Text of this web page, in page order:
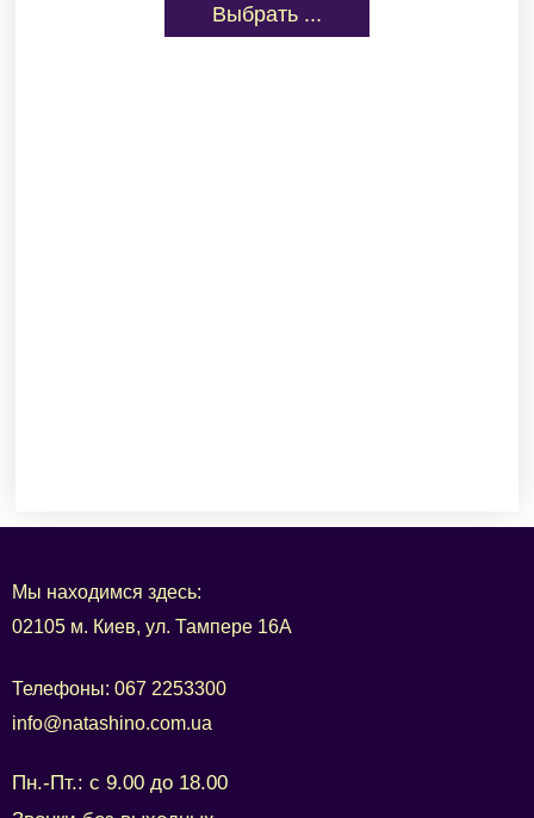
Выбрать ...
Мы находимся здесь:
02105 м. Киев, ул. Тампере 16А
Телефоны: 067 2253300
info@natashino.com.ua
Пн.-Пт.: с 9.00 до 18.00